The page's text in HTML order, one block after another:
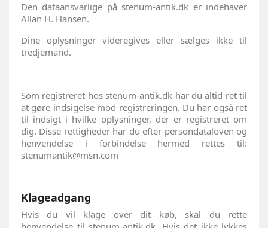
Den dataansvarlige på stenum-antik.dk er indehaver
Allan H. Hansen.
Dine oplysninger videregives eller sælges ikke til
tredjemand.
Som registreret hos stenum-antik.dk har du altid ret til
at gøre indsigelse mod registreringen. Du har også ret
til indsigt i hvilke oplysninger, der er registreret om
dig. Disse rettigheder har du efter persondataloven og
henvendelse i forbindelse hermed rettes til:
stenumantik@msn.com
Klageadgang
Hvis du vil klage over dit køb, skal du rette